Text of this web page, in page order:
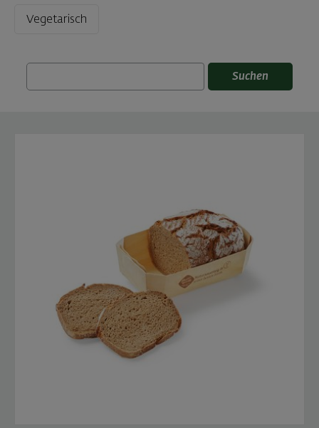
Vegetarisch
Suchen